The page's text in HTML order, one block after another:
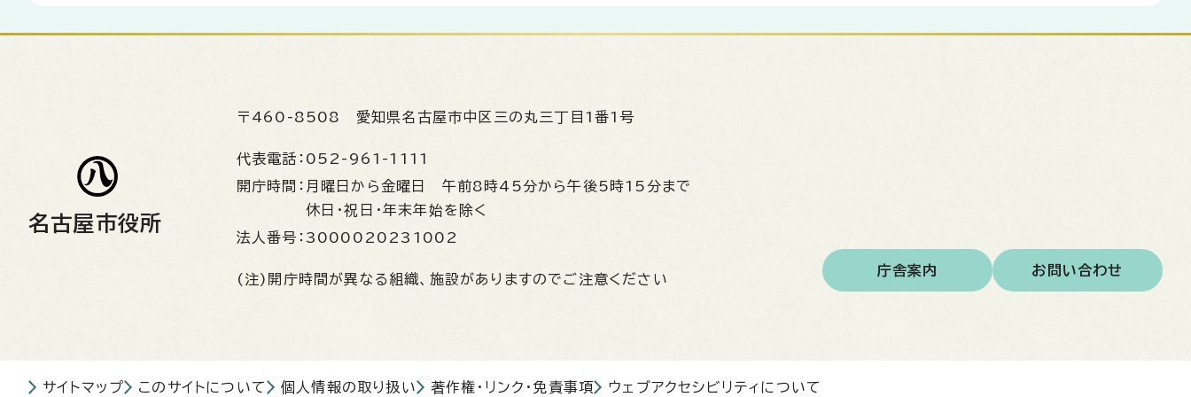
名古屋市役所
〒460-8508 愛知県名古屋市中区三の丸三丁目1番1号
代表電話： 052-961-1111
開庁時間： 月曜日から金曜日 午前8時45分から午後5時15分まで
休日・祝日・年末年始を除く
法人番号： 3000020231002
(注)開庁時間が異なる組織、施設がありますのでご注意ください
庁舎案内 お問い合わせ
サイトマップ このサイトについて 個人情報の取り扱い 著作権・リンク・免責事項 ウェブアクセシビリティについて